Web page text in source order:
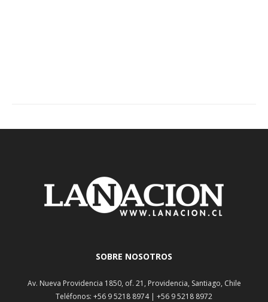
SOBRE NOSOTROS
Av. Nueva Providencia 1850, of. 21, Providencia, Santiago, Chile
Teléfonos: +56 9 5218 8974 | +56 9 5218 8972